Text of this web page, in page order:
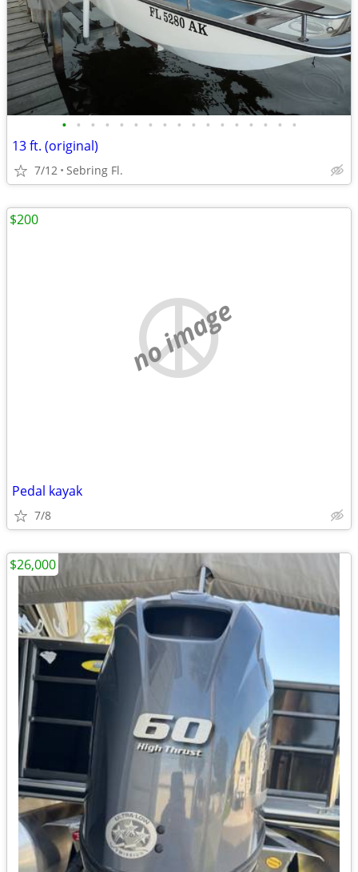
• • • • • • • • • • • • • • • • •
13 ft. (original)
7/12 Sebring Fl.
no image
Pedal kayak
7/8
$200
$26,000